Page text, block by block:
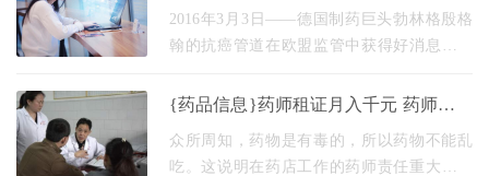
法Giotrif获欧盟CHMP支持批准治疗肺
鳞状细胞癌
2016年3月3日——德国制药巨头勃林格殷格
翰的抗癌管道在欧盟监管中获得好消息。欧
(chmp)支持批准抗癌药物giotrif(阿法替尼，阿
{药品信息}药师租证月入千元 药师资格
证的正确使用方法有哪些
众所周知，药物是有毒的，所以药物不能乱
吃。这说明在药店工作的药师责任重大。理